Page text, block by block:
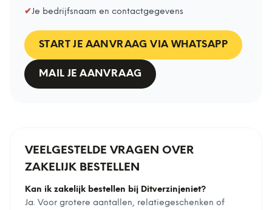
✔Je bedrijfsnaam en contactgegevens
START JE AANVRAAG VIA WHATSAPP
MAIL JE AANVRAAG
VEELGESTELDE VRAGEN OVER
ZAKELIJK BESTELLEN
Kan ik zakelijk bestellen bij Ditverzinjeniet?
Ja. Voor grotere aantallen, relatiegeschenken of